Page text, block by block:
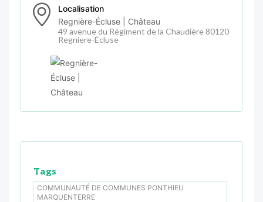
Localisation
Regnière-Écluse | Château
49 avenue du Régiment de la Chaudière 80120
Regniere-Écluse
Tags
COMMUNAUTÉ DE COMMUNES PONTHIEU
MARQUENTERRE